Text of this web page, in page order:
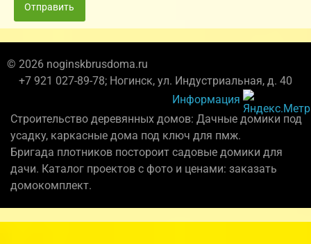
Отправить
© 2026 noginskbrusdoma.ru
+7 921 027-89-78; Ногинск, ул. Индустриальная, д. 40
Информация
Строительство деревянных домов: Дачные домики под
усадку, каркасные дома под ключ для пмж.
Бригада плотников постороит садовые домики для
дачи. Каталог проектов с фото и ценами: заказать
домокомплект.